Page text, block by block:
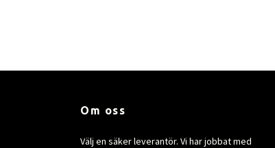
Om oss
Välj en säker leverantör. Vi har jobbat med